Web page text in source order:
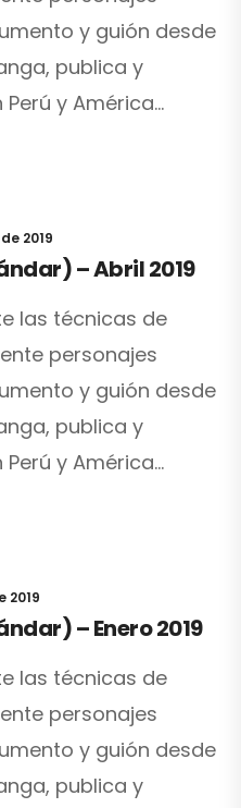
y guión desde
publica y
y América…
2019
– Abril 2019
las técnicas de
personajes
y guión desde
publica y
y América…
2019
– Enero 2019
las técnicas de
personajes
y guión desde
publica y